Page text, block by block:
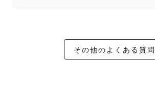
その他のよくある質問